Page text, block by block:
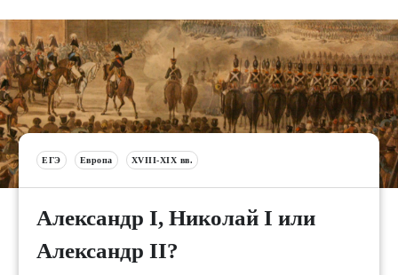
ЕГЭ Европа XVIII-XIX вв.
Александр I, Николай I или
Александр II?